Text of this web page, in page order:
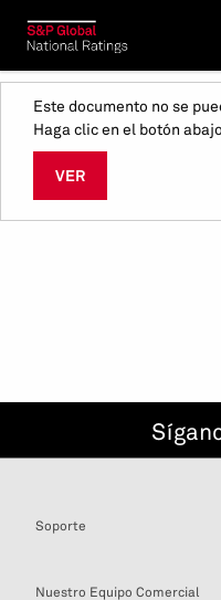
Este documento no se
Haga clic en el botón
VER
Soporte
Nuestro Equipo Comercial